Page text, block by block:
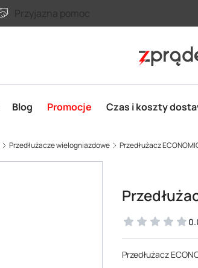
Przyjazna pomoc
Blog Promocje Czas i koszty
Przedłużacze wielogniazdowe Przedłużacz
Przedłużacz